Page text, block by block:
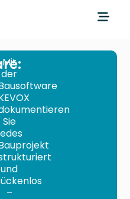
Mit
der
Sie
und
–